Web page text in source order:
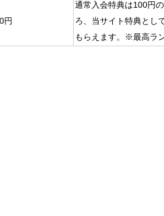
円
通常入会特典は100円
ろ、当サイト特典とし
もらえます。※最高ラ